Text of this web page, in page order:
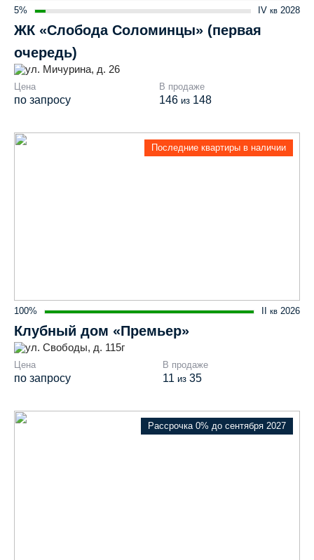
5% IV кв 2028
ЖК «Слобода Соломинцы» (первая
очередь)
ул. Мичурина, д. 26
Цена
по запросу
В продаже
146 из 148
Последние квартиры в наличии
100% II кв 2026
Клубный дом «Премьер»
ул. Свободы, д. 115г
Цена
по запросу
В продаже
11 из 35
Рассрочка 0% до сентября 2027